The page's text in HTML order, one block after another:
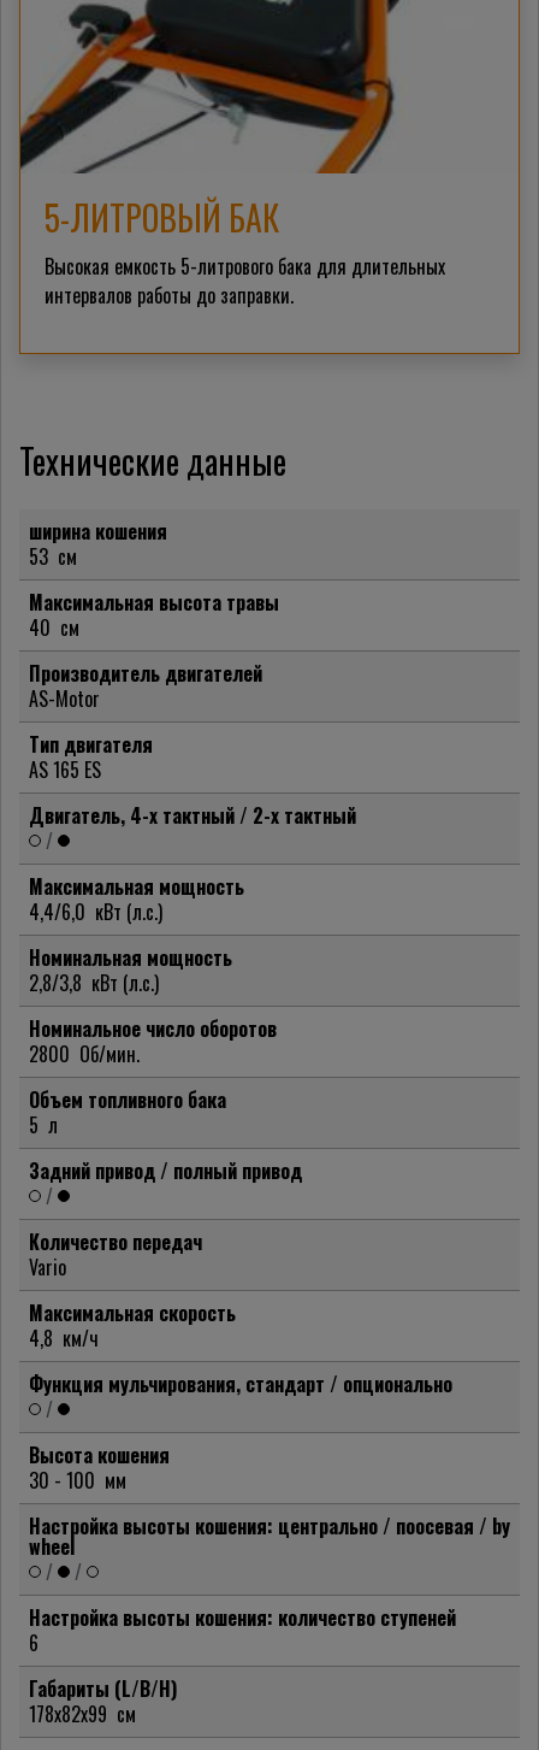
5-ЛИТРОВЫЙ БАК
Высокая емкость 5-литрового бака для длительных
интервалов работы до заправки.
Технические данные
ширина кошения
53 см
Максимальная высота травы
40 см
Производитель двигателей
AS-Motor
Тип двигателя
AS 165 ES
Двигатель, 4-х тактный / 2-х тактный
/
Максимальная мощность
4,4/6,0 кВт (л.с.)
Номинальная мощность
2,8/3,8 кВт (л.с.)
Номинальное число оборотов
2800 Об/мин.
Объем топливного бака
5 л
Задний привод / полный привод
/
Количество передач
Vario
Максимальная скорость
4,8 км/ч
Функция мульчирования, стандарт / опционально
/
Высота кошения
30 - 100 мм
Настройка высоты кошения: центрально / поосевая / by
wheel
/
/
Настройка высоты кошения: количество ступеней
6
Габариты (L/B/H)
178x82x99 см